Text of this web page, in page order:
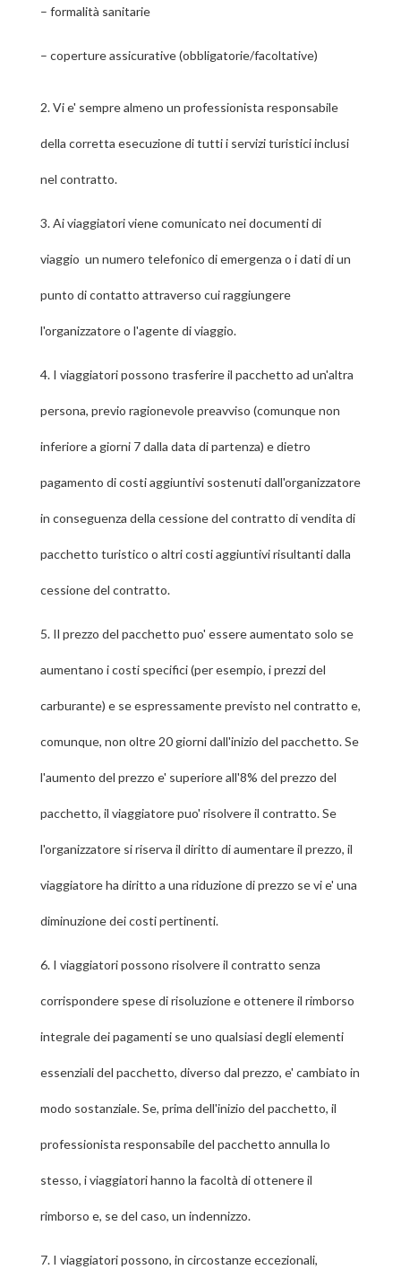
– formalità sanitarie
– coperture assicurative (obbligatorie/facoltative)
2.Vi e' sempre almeno un professionista responsabile
della corretta esecuzione di tutti i servizi turistici inclusi
nel contratto.
3.Ai viaggiatori viene comunicato nei documenti di
viaggio un numero telefonico di emergenza o i dati di un
punto di contatto attraverso cui raggiungere
l'organizzatore o l'agente di viaggio.
4. I viaggiatori possono trasferire il pacchetto ad un'altra
persona, previo ragionevole preavviso (comunque non
inferiore a giorni 7 dalla data di partenza) e dietro
pagamento di costi aggiuntivi sostenuti dall'organizzatore
in conseguenza della cessione del contratto di vendita di
pacchetto turistico o altri costi aggiuntivi risultanti dalla
cessione del contratto.
5. Il prezzo del pacchetto puo' essere aumentato solo se
aumentano i costi specifici (per esempio, i prezzi del
carburante) e se espressamente previsto nel contratto e,
comunque, non oltre 20 giorni dall'inizio del pacchetto. Se
l'aumento del prezzo e' superiore all'8% del prezzo del
pacchetto, il viaggiatore puo' risolvere il contratto. Se
l'organizzatore si riserva il diritto di aumentare il prezzo, il
viaggiatore ha diritto a una riduzione di prezzo se vi e' una
diminuzione dei costi pertinenti.
6. I viaggiatori possono risolvere il contratto senza
corrispondere spese di risoluzione e ottenere il rimborso
integrale dei pagamenti se uno qualsiasi degli elementi
essenziali del pacchetto, diverso dal prezzo, e' cambiato in
modo sostanziale. Se, prima dell'inizio del pacchetto, il
professionista responsabile del pacchetto annulla lo
stesso, i viaggiatori hanno la facoltà di ottenere il
rimborso e, se del caso, un indennizzo.
7. I viaggiatori possono, in circostanze eccezionali,